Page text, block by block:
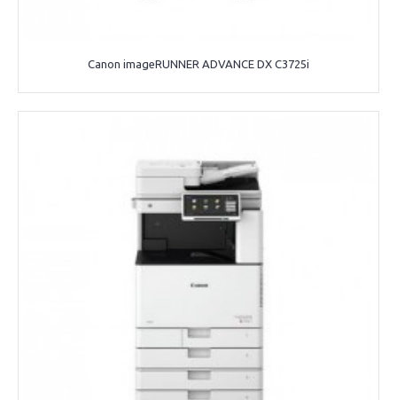
Canon imageRUNNER ADVANCE DX C3725i